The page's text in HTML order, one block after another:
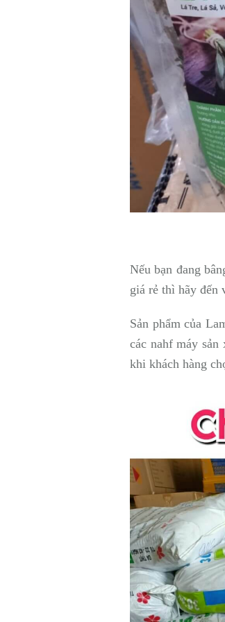
Nếu bạn đang
giá rẻ thì hãy đến
Sản phẩm của
các nahf máy
khi khách hàng